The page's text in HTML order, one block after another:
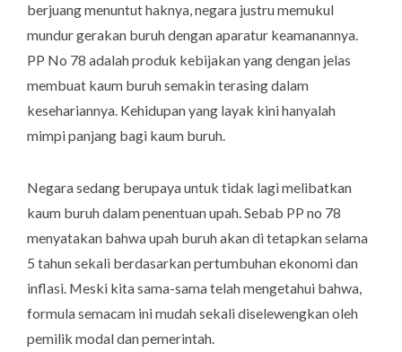
berjuang menuntut haknya, negara justru memukul
mundur gerakan buruh dengan aparatur keamanannya.
PP No 78 adalah produk kebijakan yang dengan jelas
membuat kaum buruh semakin terasing dalam
kesehariannya. Kehidupan yang layak kini hanyalah
mimpi panjang bagi kaum buruh.
Negara sedang berupaya untuk tidak lagi melibatkan
kaum buruh dalam penentuan upah. Sebab PP no 78
menyatakan bahwa upah buruh akan di tetapkan selama
5 tahun sekali berdasarkan pertumbuhan ekonomi dan
inflasi. Meski kita sama-sama telah mengetahui bahwa,
formula semacam ini mudah sekali diselewengkan oleh
pemilik modal dan pemerintah.